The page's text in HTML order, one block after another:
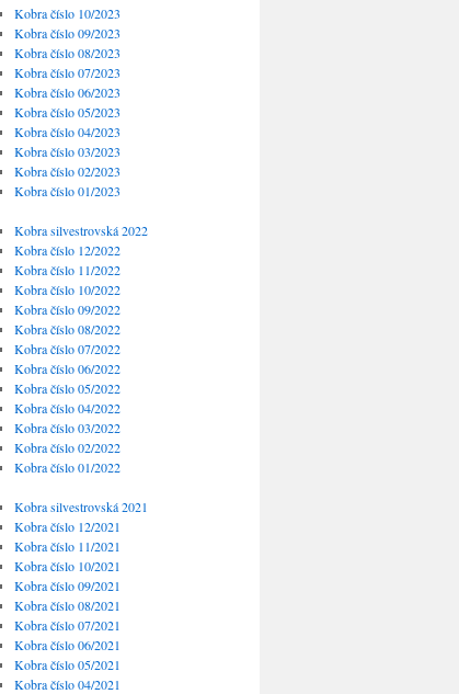
Kobra číslo 10/2023
Kobra číslo 09/2023
Kobra číslo 08/2023
Kobra číslo 07/2023
Kobra číslo 06/2023
Kobra číslo 05/2023
Kobra číslo 04/2023
Kobra číslo 03/2023
Kobra číslo 02/2023
Kobra číslo 01/2023
Kobra silvestrovská 2022
Kobra číslo 12/2022
Kobra číslo 11/2022
Kobra číslo 10/2022
Kobra číslo 09/2022
Kobra číslo 08/2022
Kobra číslo 07/2022
Kobra číslo 06/2022
Kobra číslo 05/2022
Kobra číslo 04/2022
Kobra číslo 03/2022
Kobra číslo 02/2022
Kobra číslo 01/2022
Kobra silvestrovská 2021
Kobra číslo 12/2021
Kobra číslo 11/2021
Kobra číslo 10/2021
Kobra číslo 09/2021
Kobra číslo 08/2021
Kobra číslo 07/2021
Kobra číslo 06/2021
Kobra číslo 05/2021
Kobra číslo 04/2021